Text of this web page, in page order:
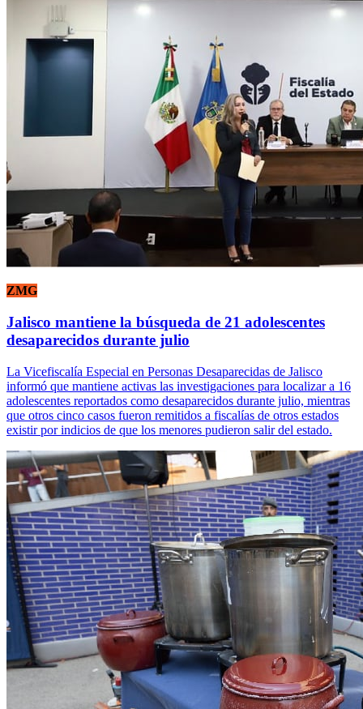
ZMG
Jalisco mantiene la búsqueda de 21 adolescentes
desaparecidos durante julio
La Vicefiscalía Especial en Personas Desaparecidas de Jalisco
informó que mantiene activas las investigaciones para localizar a 16
adolescentes reportados como desaparecidos durante julio, mientras
que otros cinco casos fueron remitidos a fiscalías de otros estados
existir por indicios de que los menores pudieron salir del estado.